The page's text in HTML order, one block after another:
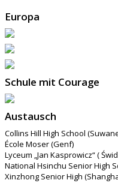
Europa
Schule mit Courage
Austausch
Collins Hill High School
École Moser (Genf)
Lyceum „Jan Kasprowicz“ (
National Hsinchu Senior High
Xinzhong Senior High